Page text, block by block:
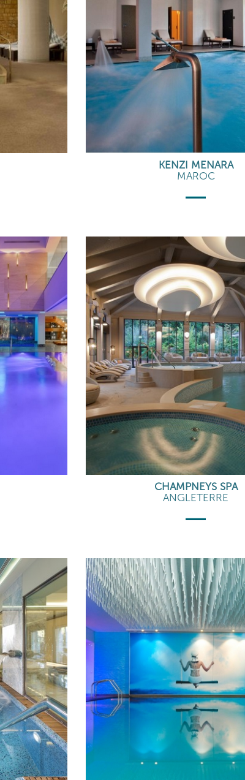
KENZI MENARA
MAROC
CHAMPNEYS SPA
ANGLETERRE